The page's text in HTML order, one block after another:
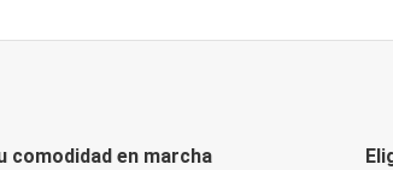
comodidad en marcha